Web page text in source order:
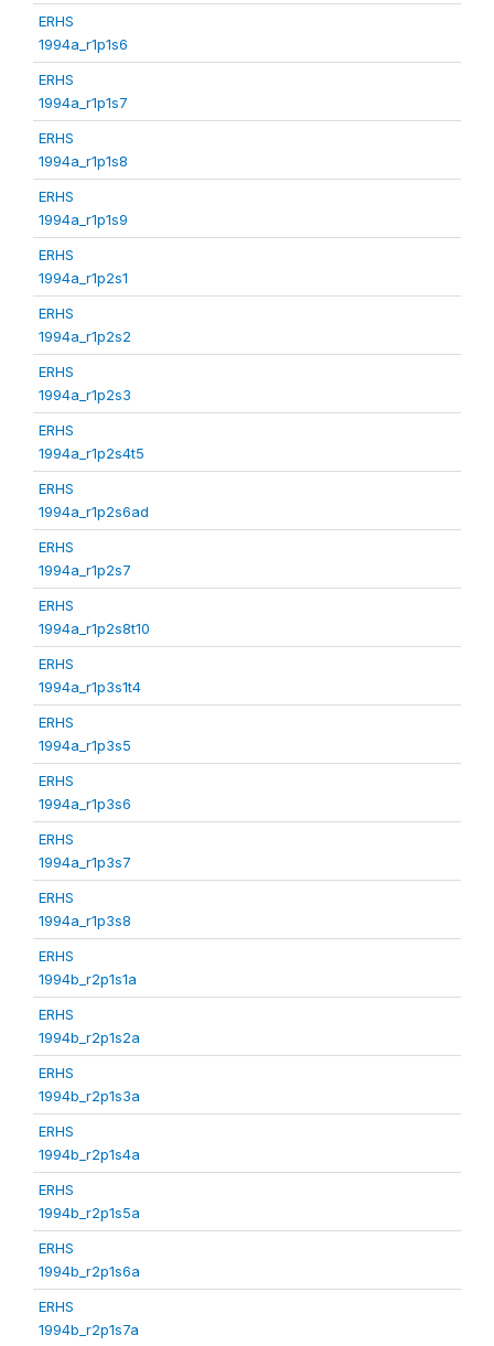
ERHS
1994a_r1p1s6
ERHS
1994a_r1p1s7
ERHS
1994a_r1p1s8
ERHS
1994a_r1p1s9
ERHS
1994a_r1p2s1
ERHS
1994a_r1p2s2
ERHS
1994a_r1p2s3
ERHS
1994a_r1p2s4t5
ERHS
1994a_r1p2s6ad
ERHS
1994a_r1p2s7
ERHS
1994a_r1p2s8t10
ERHS
1994a_r1p3s1t4
ERHS
1994a_r1p3s5
ERHS
1994a_r1p3s6
ERHS
1994a_r1p3s7
ERHS
1994a_r1p3s8
ERHS
1994b_r2p1s1a
ERHS
1994b_r2p1s2a
ERHS
1994b_r2p1s3a
ERHS
1994b_r2p1s4a
ERHS
1994b_r2p1s5a
ERHS
1994b_r2p1s6a
ERHS
1994b_r2p1s7a